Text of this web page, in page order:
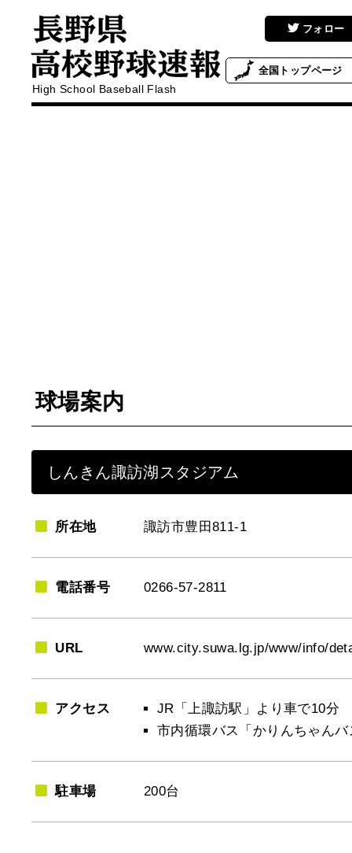
High School Baseball Flash
フォロー
全国 トップページ
球場案内
しんきん諏訪湖スタジアム
所在地 諏訪市豊田811-1
電話番号 0266-57-2811
URL www.city.suwa.lg.jp/www/info/
アクセス
JR「上諏訪駅」より車で10分
市内循環バス「かりんちゃん
駐車場 200台